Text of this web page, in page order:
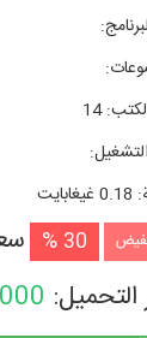
:
:
:
14
:
: 0.18 غيغابايت
30 %